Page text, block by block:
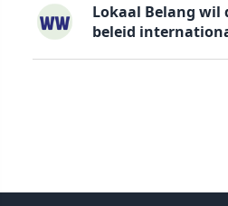
Lokaal Belang
beleid